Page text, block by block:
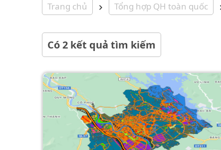
Trang chủ Tổng hợp QH toàn quốc
Có2 kết quả tìm kiếm